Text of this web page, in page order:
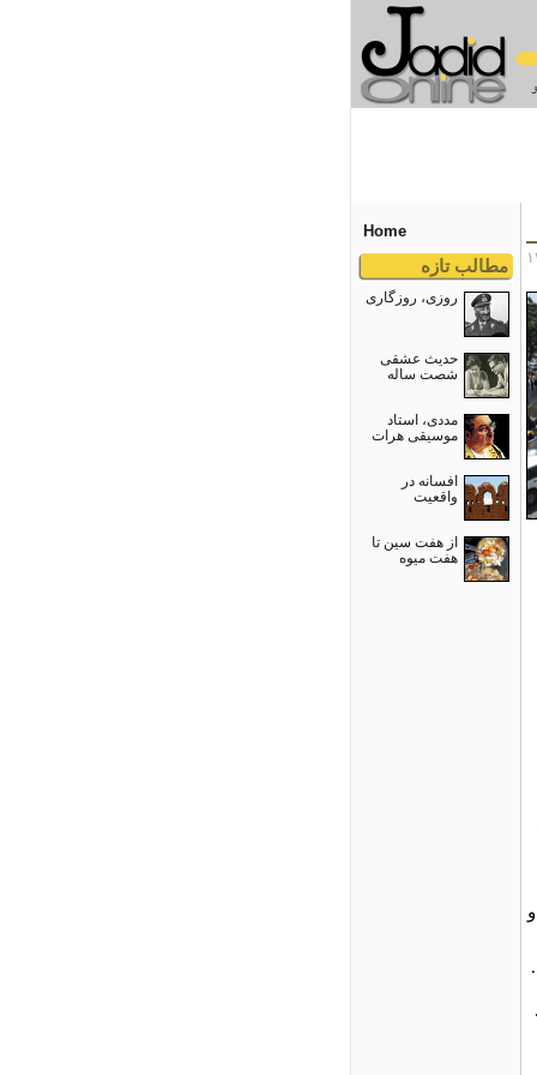
Home
مطالب تازه
روزی، روزگاری
حدیث عشقی
شصت ساله
مددی، استاد
موسیقی هرات
افسانه در
واقعیت
از هفت سین تا
هفت میوه